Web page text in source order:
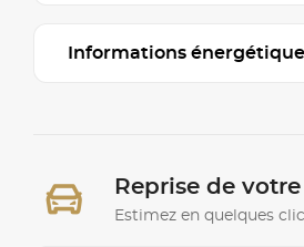
Informations
Reprise de
Estimez en quelques